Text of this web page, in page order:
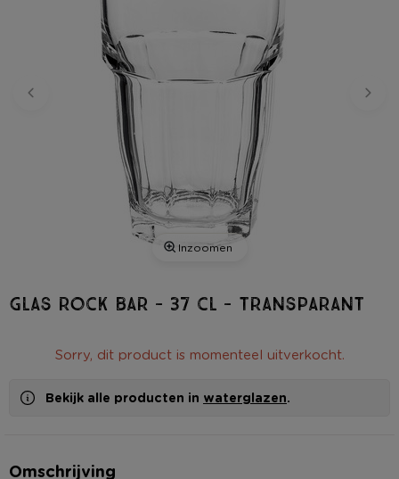
Inzoomen
Glas rock bar - 37 cl - transparant
Sorry, dit product is momenteel uitverkocht.
Bekijk alle producten in waterglazen.
Omschrijving